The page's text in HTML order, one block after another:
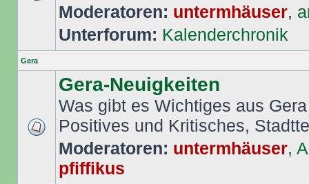
Moderatoren: untermhäuser,
Unterforum: Kalenderchronik
Gera
Gera-Neuigkeiten
Was gibt es Wichtiges aus
Positives und Kritisches,
Moderatoren: untermhäuser,
pfiffikus